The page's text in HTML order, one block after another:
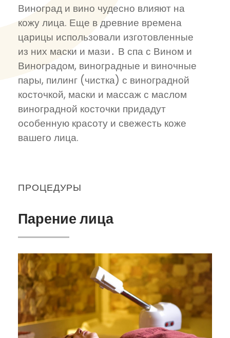
Виноград и вино чудесно влияют на
кожу лица. Еще в древние времена
царицы использовали изготовленные
из них маски и мази․ В спа с Вином и
Виноградом, виноградные и виночные
пары, пилинг (чистка) с виноградной
косточкой, маски и массаж с маслом
виноградной косточки придадут
особенную красоту и свежесть коже
вашего лица.
ПРОЦЕДУРЫ
Парение лица